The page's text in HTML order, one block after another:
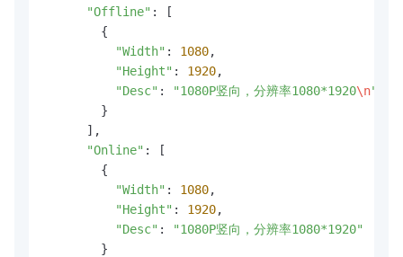
"Offline" : [
        {
"Width" : 1080,
"Height" : 1920,
"Desc" : "1080P竖向，分辨率1080*1920\n"
        }
      ],
"Online" : [
        {
"Width" : 1080,
"Height" : 1920,
"Desc" :
"1080P竖向，分辨率1080*1920"
        }